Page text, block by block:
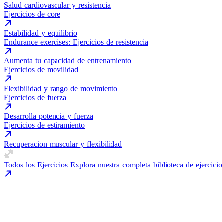
Salud cardiovascular y resistencia
Ejercicios de core
Estabilidad y equilibrio
Endurance exercises: Ejercicios de resistencia
Aumenta tu capacidad de entrenamiento
Ejercicios de movilidad
Flexibilidad y rango de movimiento
Ejercicios de fuerza
Desarrolla potencia y fuerza
Ejercicios de estiramiento
Recuperacion muscular y flexibilidad
Todos los Ejercicios Explora nuestra completa biblioteca de